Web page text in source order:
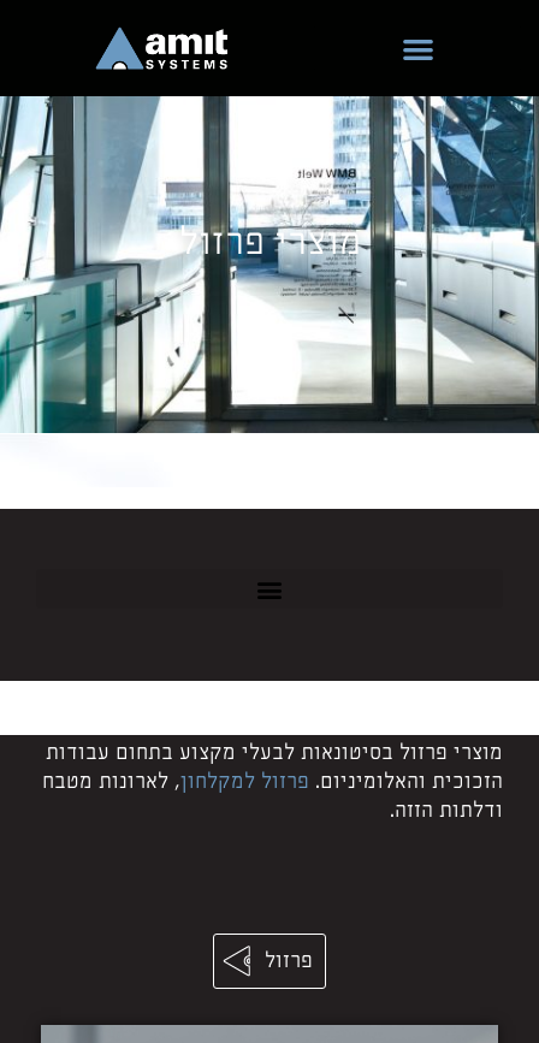
מוצרי פרזול
מוצרי פרזול בסיטונאות לבעלי מקצוע בתחום עבודות
הזכוכית והאלומיניום. פרזול למקלחון, לארונות מטבח
ודלתות הזזה.
פרזול